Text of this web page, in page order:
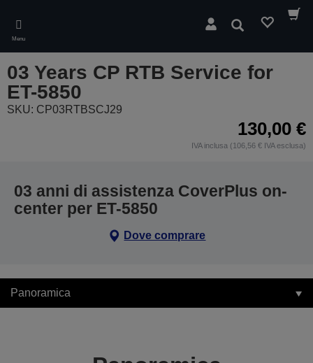
main
content
Menu
Cerca
03 Years CP RTB Service for
ET-5850
SKU: CP03RTBSCJ29
130,00 €
IVA inclusa (106,56 € IVA esclusa)
03 anni di assistenza CoverPlus on-
center per ET-5850
Dove comprare
Panoramica